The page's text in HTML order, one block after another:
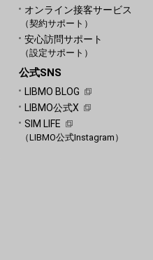
オンライン接客サービス
（契約サポート）
安心訪問サポート
（設定サポート）
公式SNS
LIBMO BLOG
LIBMO公式X
SIM LIFE
（LIBMO公式Instagram）